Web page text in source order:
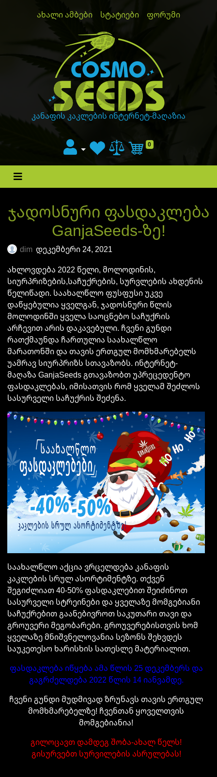
ახალი ამბები სტატიები
ფორუმი
კანაფის კაკლების ინტერნეტ-მაღაზია
Cart
0
ჯადოსნური ფასდაკლება
GanjaSeeds-ზე!
dim დეკემბერი 24, 2021
ახლოვდება 2022 წელი, მოლოდინის,
სიურპრიზების,საჩუქრების, სურვლების ახდენის
წელიწადი. საახალწლო ფუსფუსი უკვე
დაწყებულია ყველგან, ჯადოსნური წლის
მოლოდინში ყველა საოცნებო საჩუქრის
არჩევით არის დაკავებული. ჩვენი გუნდი
რათქმაუნდა ჩართულია საახალწლო
მარათონში და თავის ერთგულ მომხმარებელს
უამრავ სიურპრიზს სთავაზობს. ინტერნეტ-
მაღაზა GanjaSeeds გთავაზობთ უპრეცედენტო
ფასდაკლებას, იმისათვის რომ ყველამ შეძლოს
სასურველი საჩუქრის შეძენა.
საახალწლო აქცია ვრცელდება კანაფის
კაკლების სრულ ასორტიმენტზე. თქვენ
შეგიძლიათ 40-50% ფასდაკლებით შეიძინოთ
სასურველი სტრეინები და ყველაზე მომგებიანი
საჩუქრებით გაანებივროთ საკუთარი თავი და
გროუვერი მეგობარები. გროუვერებისთვის ხომ
ყველაზე მნიშვნელოვანია სეზონს შეხვდეს
საუკეთესო ხარისხის სათესლე მატერიალით.
ფასდაკლება იწყება ამა წლის 25 დეკემბერს და
გაგრძელდება 2022 წლის 14 იანვამდე.
ჩვენი გუნდი მუდმივად ზრუნავს თავის ერთგულ
მომხმარებელზე! ჩვენთან ყოველთვის
მომგებიანია!
გილოცავთ დამდეგ შობა-ახალ წელს!
გისურვებთ სურვილების ასრულებას!